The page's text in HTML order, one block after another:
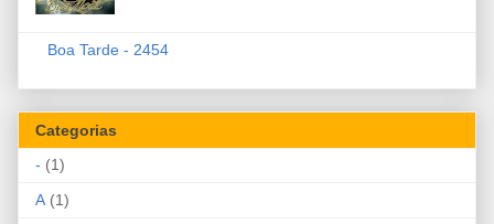
Boa Tarde - 2454
Categorias
- (1)
A (1)